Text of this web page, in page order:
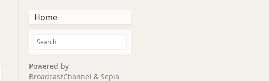
Home
Powered by
BroadcastChannel & Sepia